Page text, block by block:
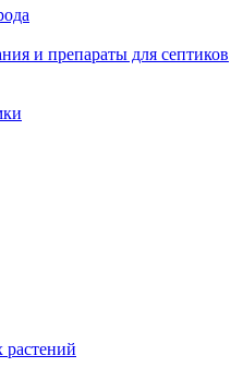
и препараты для септиков
растений